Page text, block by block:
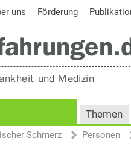
uns Förderung
Themen
Schmerz Personen